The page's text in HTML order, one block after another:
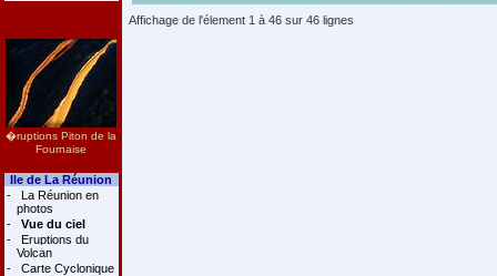
�ruptions Piton de la
Fournaise
Ile de La Réunion
-
La Réunion en
photos
-
Vue du ciel
-
Eruptions du
Volcan
-
Carte Cyclonique
Affichage de l'élement 1 à 46 sur 46 lignes